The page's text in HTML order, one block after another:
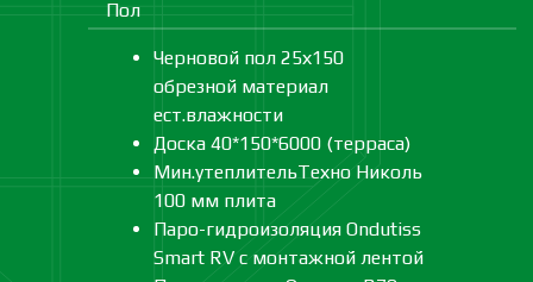
Пол
Черновой пол 25х150
обрезной материал
ест.влажности
Доска 40*150*6000 (терраса)
Мин.утеплительТехно Николь
100 мм плита
Паро-гидроизоляция Ondutiss
Smart RV с монтажной лентой